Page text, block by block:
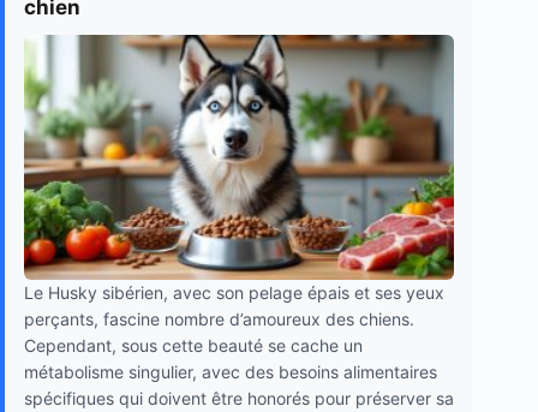
chien
Le Husky sibérien, avec son pelage épais et ses yeux
perçants, fascine nombre d’amoureux des chiens.
Cependant, sous cette beauté se cache un
métabolisme singulier, avec des besoins alimentaires
spécifiques qui doivent être honorés pour préserver sa